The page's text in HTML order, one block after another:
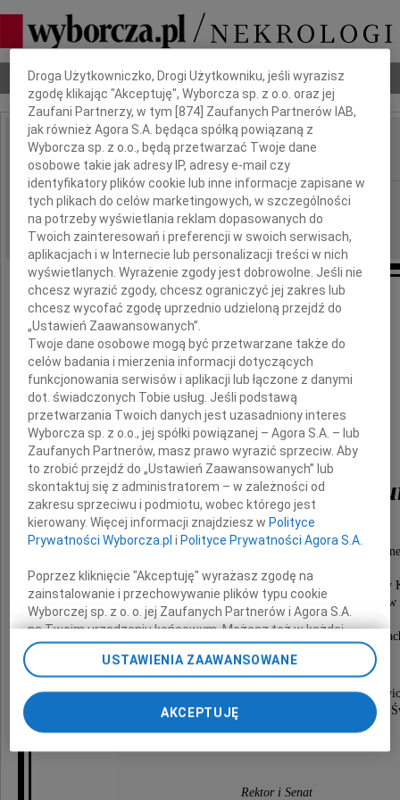
Nekrologi Odeszli Poradnik pogrzebowy
IMIĘ I NAZWISKO: Wołodymyr Turec
REGION: Kielce
DATA EMISJI: 12.06.2012
Z głębokim żalem przyjęliśmy wiadomość
prof. zw. Wołodymyra
wybitnego Pedagoga Instytutu Edukacji
Narodowego Artysty Ukrainy,
solisty Ukraińskiego Chóru im. Grigorija Wieriowki w
laureata wielu ukraińskich i międzynarodowych
wykonawcy koncertów akademickich
w Uniwersytecie Jana Kochanowskiego w
Msza święta w intencji Profesora zostanie
15 czerwca 2012 roku (piątek) o godzinie 14.00 w kościele
w Kielcach przy ulicy Jana Pawła II.
Rektor i Senat
Dbamy o Twoją prywatność
Droga Użytkowniczko, Drogi Użytkowniku, jeśli wyrazisz
zgodę klikając "Akceptuję", Wyborcza sp. z o.o. oraz jej
Zaufani Partnerzy, w tym [874 ] Zaufanych Partnerów IAB,
jak również Agora S.A. będąca spółką powiązaną z
Wyborcza sp. z o.o., będą przetwarzać Twoje dane
osobowe takie jak adresy IP, adresy e-mail czy
identyfikatory plików cookie lub inne informacje zapisane w
tych plikach do celów marketingowych, w szczególności
na potrzeby wyświetlania reklam dopasowanych do
Twoich zainteresowań i preferencji w swoich serwisach,
aplikacjach i w Internecie lub personalizacji treści w nich
wyświetlanych. Wyrażenie zgody jest dobrowolne. Jeśli nie
chcesz wyrazić zgody, chcesz ograniczyć jej zakres lub
chcesz wycofać zgodę uprzednio udzieloną przejdź do
„Ustawień Zaawansowanych”.
Twoje dane osobowe mogą być przetwarzane także do
celów badania i mierzenia informacji dotyczących
funkcjonowania serwisów i aplikacji lub łączone z danymi
dot. świadczonych Tobie usług. Jeśli podstawą
przetwarzania Twoich danych jest uzasadniony interes
Wyborcza sp. z o.o., jej spółki powiązanej – Agora S.A. – lub
Zaufanych Partnerów, masz prawo wyrazić sprzeciw. Aby
to zrobić przejdź do „Ustawień Zaawansowanych” lub
skontaktuj się z administratorem – w zależności od
zakresu sprzeciwu i podmiotu, wobec którego jest
kierowany. Więcej informacji znajdziesz w Polityce
Prywatności Wyborcza.pl i Polityce Prywatności Agora S.A.
Poprzez kliknięcie "Akceptuję" wyrażasz zgodę na
zainstalowanie i przechowywanie plików typu cookie
Wyborczej sp. z o. o. jej Zaufanych Partnerów i Agora S.A.
na Twoim urządzeniu końcowym. Możesz też w każdej
chwili zmienić swoje preferencje dot. plików cookie,
ponownie wywołując narzędzie do zarządzania Twoimi
odnośnik „Ustawienia prywatności” w stopce serwisu i
przechodząc do sekcji „Ustawienia zaawansowane”.
Zmiana ustawień plików cookie możliwa jest także za
pomocą ustawień przeglądarki.
My, nasi Zaufani Partnerzy i Agora S.A. możemy
USTAWIENIA ZAAWANSOWANE
AKCEPTUJĘ